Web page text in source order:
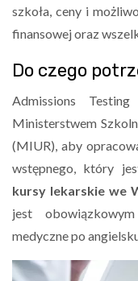
szkoła, ceny i
finansowej oraz
Do czego
Admissions
Ministerstwem
(MIUR), aby
wstępnego, który
kursy lekarskie we
jest
medyczne po